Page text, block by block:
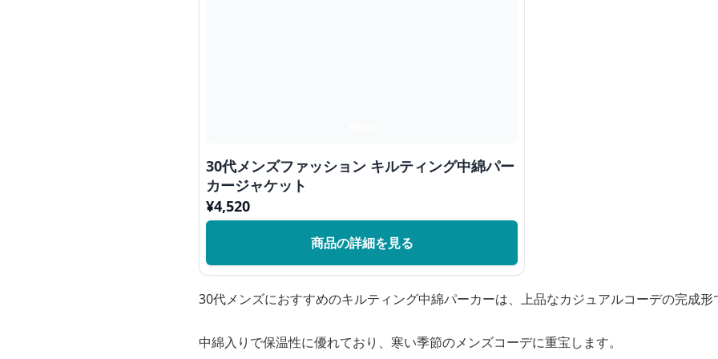
30代メンズファッション キルティング中綿パー
カージャケット
¥4,520
商品の詳細を見る
30代メンズにおすすめのキルティング中綿パーカーは、上品なカジュアルコーデの完成形
中綿入りで保温性に優れており、寒い季節のメンズコーデに重宝します。